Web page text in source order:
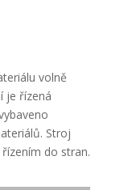
volně
je řízená
Stroj
do stran.